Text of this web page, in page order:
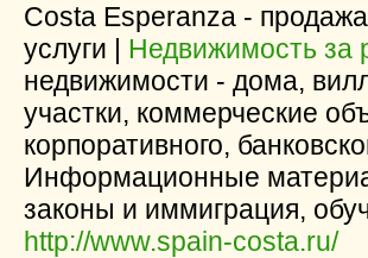
Costa Esperanza -
услуги | Недвижимость за
недвижимости - дома,
участки, коммерческие
корпоративного,
Информационные
законы и иммиграция,
http://www.spain-costa.ru/